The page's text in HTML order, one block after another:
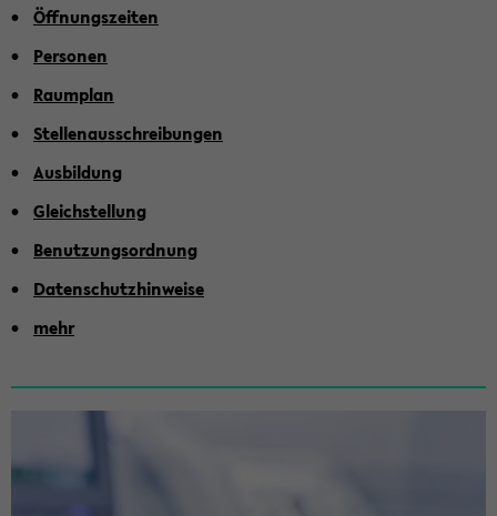
Öff­nungs­zei­ten
Per­so­nen
Raum­plan
Stel­len­aus­schrei­bun­gen
Aus­bil­dung
Gleich­stel­lung
Be­nut­zungs­ord­nung
Da­ten­schutz­hin­wei­se
mehr